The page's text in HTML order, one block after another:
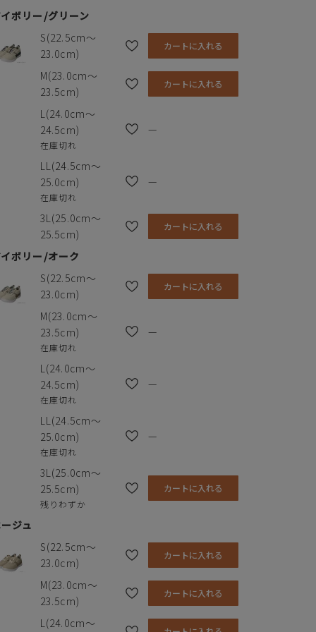
ボリー/グリーン
S(22.5cm～
23.0cm)
カートに入れる
M(23.0cm～
23.5cm)
カートに入れる
L(24.0cm～
24.5cm)
在庫切れ
—
LL(24.5cm～
25.0cm)
在庫切れ
—
3L(25.0cm～
25.5cm)
カートに入れる
ボリー/オーク
S(22.5cm～
23.0cm)
カートに入れる
M(23.0cm～
23.5cm)
在庫切れ
—
L(24.0cm～
24.5cm)
在庫切れ
—
LL(24.5cm～
25.0cm)
在庫切れ
—
3L(25.0cm～
25.5cm)
残りわずか
カートに入れる
ジュ
S(22.5cm～
23.0cm)
カートに入れる
M(23.0cm～
23.5cm)
カートに入れる
L(24.0cm～
ソール
3.0cm
素材の種類
合成皮革
中敷き
カップインソール：10mm高